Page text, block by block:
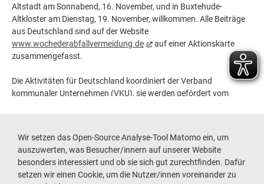
Wir setzen das Open-Source Analyse-Tool Matomo ein, um
auszuwerten, was Besucher/innern auf unserer Website
besonders interessiert und ob sie sich gut zurechtfinden. Dafür
setzen wir einen Cookie, um die Nutzer/innen voreinander zu
Altstadt am Sonnabend, 16. November, und in Buxtehude-
Altkloster am Dienstag, 19. November, willkommen. Alle Beiträge
aus Deutschland sind auf der Website
www.wochederabfallvermeidung.de
auf einer Aktionskarte
zusammengefasst.
Die Aktivitäten für Deutschland koordiniert der Verband
kommunaler Unternehmen (VKU), sie werden gefördert vom
Zurück zur Übersicht